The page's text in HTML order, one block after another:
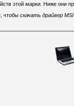
этой марки. Ниже они
чтобы скачать драйвер